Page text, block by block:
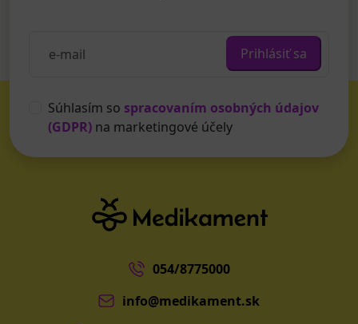
Prihlásiť sa
Súhlasím so spracovaním osobných údajov
(GDPR) na marketingové účely
054/8775000
info@medikament.sk